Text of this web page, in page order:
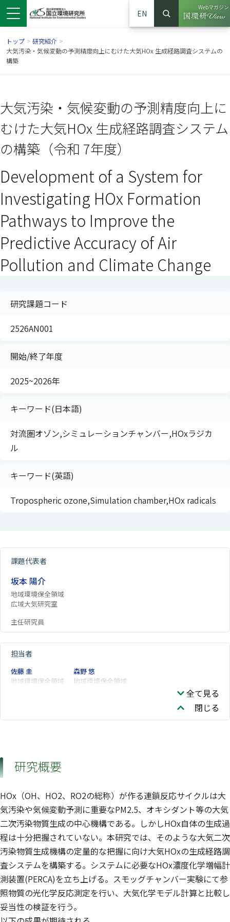
ドウで開きます）
ンドウで開きます）
ウインドウで開きます）
EN
サイト内検索
検索
Webマガジン
（別ウイ
トップ > 研究紹介 >
大気汚染・気候変動の予測精度向上にむけた大気HOx 生成経路調査システムの
構築
大気汚染・気候変動の予測精度向上に
むけた大気HOx 生成経路調査システム
の構築（令和 7年度）
Development of a System for
Investigating HOx Formation
Pathways to Improve the
Predictive Accuracy of Air
Pollution and Climate Change
研究課題コード
2526AN001
開始/終了年度
2025~2026年
キーワード(日本語)
対流圏オゾン,シミュレーションチャンバー,HOxラジカ
ル
キーワード(英語)
Tropospheric ozone,Simulation chamber,HOx radicals
課題代表者
坂本 陽介
地域環境保全領域
広域大気研究室
主任研究員
担当者
佐藤 圭
地域環境保全領域
森野 悠
地域環境保全領域
全て見る
閉じる
研究概要
HOx（OH、HO2、RO2の総称）が作る連鎖反応サイクルは大
気汚染や気候変動予測に重要なPM2.5、オキシダント等の大気
二次汚染物質生成の中心機構である。しかしHOx自体の生成過
程は十分把握されていない。本研究では、そのような大気二次
汚染物質生成機構の定量的な把握に向け大気HOxの生成経路調
査システムを構築する。システムに必要なHOx濃度化学増幅計
測装置(PERCA)を立ち上げる。スモッグチャンバー実験にて参
照物質の光化学反応測定を行い、大気化学モデル計算と比較し
妥当性の検証を行う。